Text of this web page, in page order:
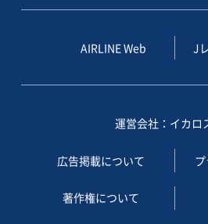
AIRLINE Web J
運営会社：イカロ
広告掲載について
著作権について